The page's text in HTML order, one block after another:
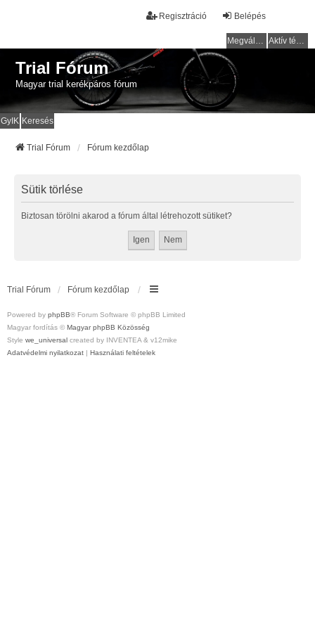
Belépés
Regisztráció
Megválaszolatlan témák Aktív témák
Trial Fórum
Magyar trial kerékpáros fórum
GyIK Keresés
Trial Fórum Fórum kezdőlap
Sütik törlése
Biztosan törölni akarod a fórum által létrehozott sütiket?
Trial Fórum Fórum kezdőlap
Powered by phpBB® Forum Software © phpBB Limited
Magyar fordítás © Magyar phpBB Közösség
Style we_universal created by INVENTEA & v12mike
Adatvédelmi nyilatkozat | Használati feltételek